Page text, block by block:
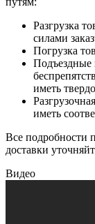
Разгрузка
силами
Погрузка
Подъездные
иметь
иметь
Все подробности
доставки
Видео